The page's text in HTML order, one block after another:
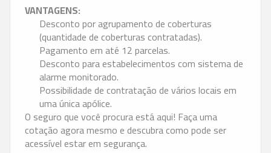
VANTAGENS:
Desconto por agrupamento de coberturas
(quantidade de coberturas contratadas).
Pagamento em até 12 parcelas.
Desconto para estabelecimentos com sistema de
alarme monitorado.
Possibilidade de contratação de vários locais em
uma única apólice.
O seguro que você procura está aqui! Faça uma
cotação agora mesmo e descubra como pode ser
acessível estar em segurança.